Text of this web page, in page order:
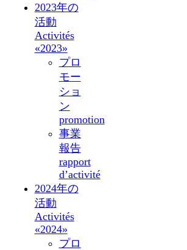
2023年の
活動
Activités
«2023»
プロ
モー
ショ
ン
promotion
事業
報告
rapport
d’activité
2024年の
活動
Activités
«2024»
プロ